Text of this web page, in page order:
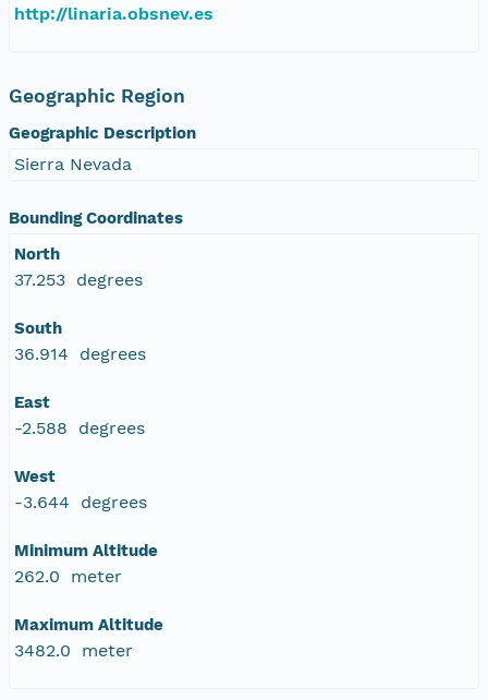
http://linaria.obsnev.es
Geographic Region
Geographic Description
Sierra Nevada
Bounding Coordinates
North
37.253 degrees
South
36.914 degrees
East
-2.588 degrees
West
-3.644 degrees
Minimum Altitude
262.0 meter
Maximum Altitude
3482.0 meter